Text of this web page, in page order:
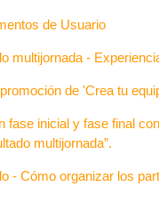
de Usuario
multijornada -
de 'Crea tu
fase inicial y fase final
multijornada”.
- Cómo organizar los